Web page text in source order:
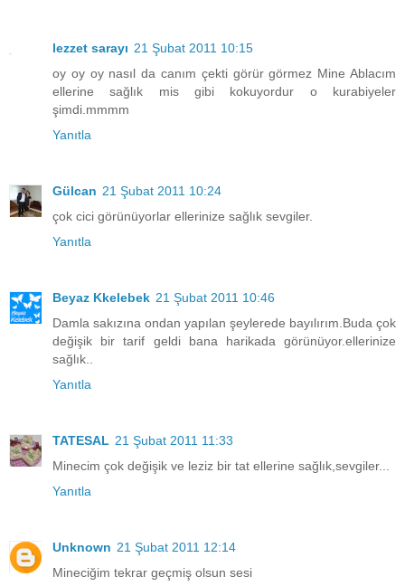
lezzet sarayı 21 Şubat 2011 10:15
oy oy oy nasıl da canım çekti görür görmez Mine Ablacım
ellerine sağlık mis gibi kokuyordur o kurabiyeler
şimdi.mmmm
Yanıtla
Gülcan 21 Şubat 2011 10:24
çok cici görünüyorlar ellerinize sağlık sevgiler.
Yanıtla
Beyaz Kkelebek 21 Şubat 2011 10:46
Damla sakızına ondan yapılan şeylerede bayılırım.Buda çok
değişik bir tarif geldi bana harikada görünüyor.ellerinize
sağlık..
Yanıtla
TATESAL 21 Şubat 2011 11:33
Minecim çok değişik ve leziz bir tat ellerine sağlık,sevgiler...
Yanıtla
Unknown 21 Şubat 2011 12:14
Mineciğim tekrar geçmiş olsun sesi